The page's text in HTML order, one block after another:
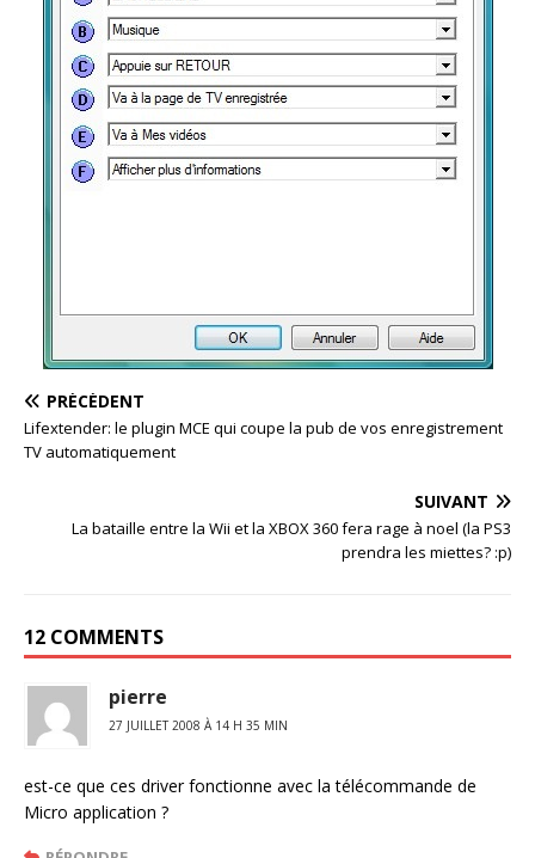
PRÉCÉDENT
Lifextender: le plugin MCE qui coupe la pub de vos enregistrement
TV automatiquement
SUIVANT
La bataille entre la Wii et la XBOX 360 fera rage à noel (la PS3
prendra les miettes? :p)
12 COMMENTS
pierre
27 JUILLET 2008 À 14 H 35 MIN
est-ce que ces driver fonctionne avec la télécommande de
Micro application ?